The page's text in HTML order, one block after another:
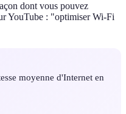
dont vous pouvez
YouTube : "optimiser Wi-Fi
moyenne d'Internet en